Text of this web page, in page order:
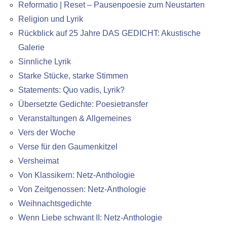
Reformatio | Reset – Pausenpoesie zum Neustarten
Religion und Lyrik
Rückblick auf 25 Jahre DAS GEDICHT: Akustische
Galerie
Sinnliche Lyrik
Starke Stücke, starke Stimmen
Statements: Quo vadis, Lyrik?
Übersetzte Gedichte: Poesietransfer
Veranstaltungen & Allgemeines
Vers der Woche
Verse für den Gaumenkitzel
Versheimat
Von Klassikern: Netz-Anthologie
Von Zeitgenossen: Netz-Anthologie
Weihnachtsgedichte
Wenn Liebe schwant II: Netz-Anthologie